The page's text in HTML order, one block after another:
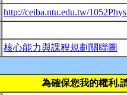
http://ceiba.ntu.edu.tw/
核心能力與課程規劃關聯圖
為確保您我的權利,